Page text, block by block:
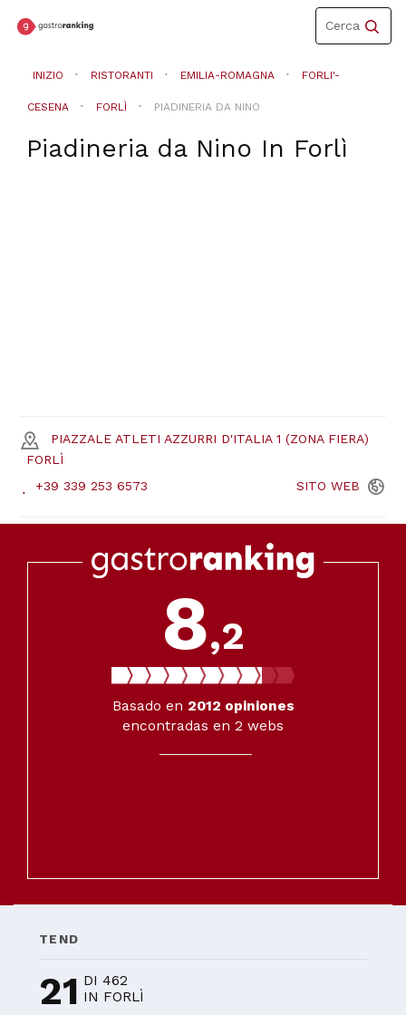
Toggle
navigation
Cerca
INIZIO RISTORANTI EMILIA-ROMAGNA FORLI'-
CESENA FORLÌ PIADINERIA DA NINO
Piadineria da Nino In Forlì
PIAZZALE ATLETI AZZURRI D'ITALIA 1 (ZONA FIERA)
FORLÌ
+39 339 253 6573
SITO WEB
8,2
Basado en 2012 opiniones
encontradas en 2 webs
TEND
21 DI 462
IN FORLÌ